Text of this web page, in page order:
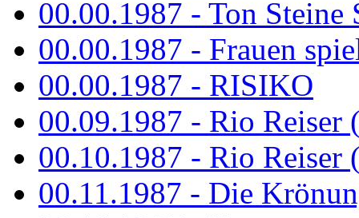
00.00.1987 - Ton Steine
00.00.1987 - Frauen
00.00.1987 - RISIKO
00.09.1987 - Rio Reiser
00.10.1987 - Rio Reiser
00.11.1987 - Die